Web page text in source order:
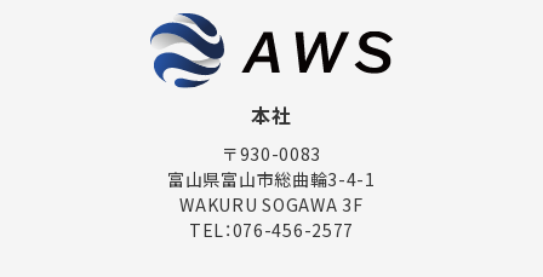
本社
〒930-0083
富山県富山市総曲輪3-4-1
WAKURU SOGAWA 3F
TEL：076-456-2577